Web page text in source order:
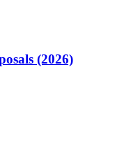
(2026)